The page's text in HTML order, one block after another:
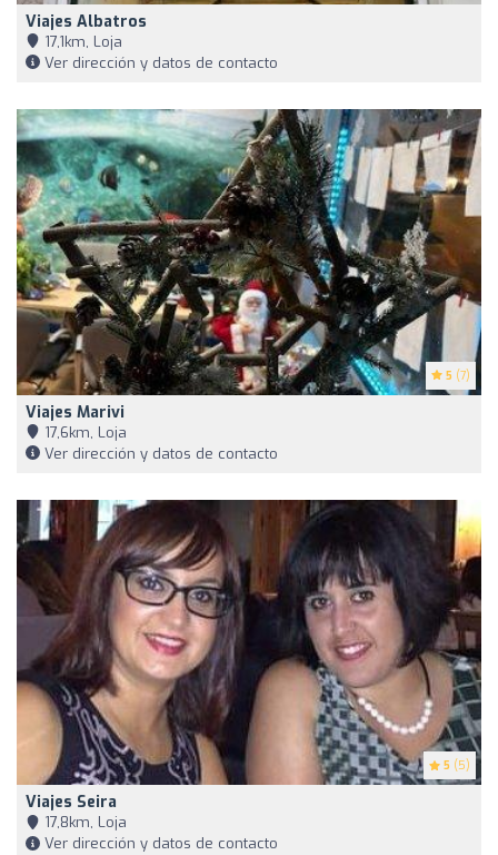
Viajes Albatros
17,1km, Loja
Ver dirección y datos de contacto
5 (7)
Viajes Marivi
17,6km, Loja
Ver dirección y datos de contacto
5 (5)
Viajes Seira
17,8km, Loja
Ver dirección y datos de contacto